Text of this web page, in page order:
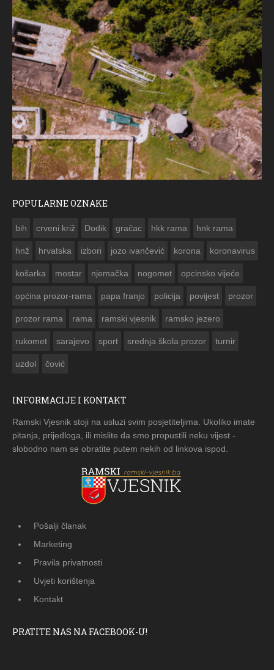
POPULARNE OZNAKE
bih crveni križ Dodik gračac hkk rama hnk rama
hnž hrvatska izbori jozo ivančević korona koronavirus
košarka mostar njemačka nogomet opcinsko vijeće
općina prozor-rama papa franjo policija povijest prozor
prozor rama rama ramski vjesnik ramsko jezero
rukomet sarajevo sport srednja škola prozor turnir
uzdol čović
INFORMACIJE I KONTAKT
Ramski Vjesnik stoji na usluzi svim posjetiteljima. Ukoliko imate
pitanja, prijedloga, ili mislite da smo propustili neku vijest -
slobodno nam se obratite putem nekih od linkova ispod.
Pošalji članak
Marketing
Pravila privatnosti
Uvjeti korištenja
Kontakt
PRATITE NAS NA FACEBOOK-U!